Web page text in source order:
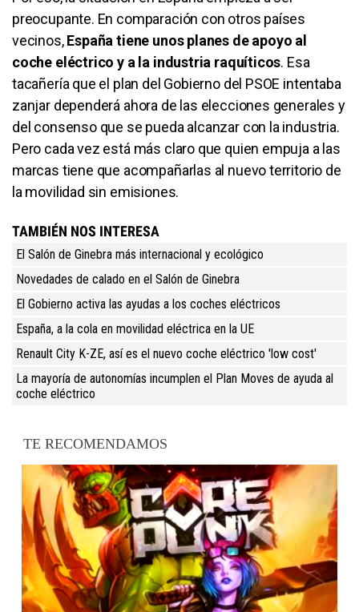
preocupante. En comparación con otros países
vecinos,España tiene unos planes de apoyo al
coche eléctrico y a la industria raquíticos. Esa
tacañería que el plan del Gobierno del PSOE intentaba
zanjar dependerá ahora de las elecciones generales y
del consenso que se pueda alcanzar con la industria.
Pero cada vez está más claro que quien empuja a las
marcas tiene que acompañarlas al nuevo territorio de
la movilidad sin emisiones.
TAMBIÉN NOS INTERESA
El Salón de Ginebra más internacional y ecológico
Novedades de calado en el Salón de Ginebra
El Gobierno activa las ayudas a los coches eléctricos
España, a la cola en movilidad eléctrica en la UE
Renault City K-ZE, así es el nuevo coche eléctrico 'low cost'
La mayoría de autonomías incumplen el Plan Moves de ayuda al
coche eléctrico
TE RECOMENDAMOS